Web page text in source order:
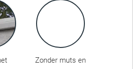
Zonder muts en